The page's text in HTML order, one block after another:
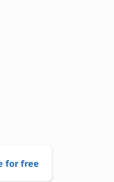
for free